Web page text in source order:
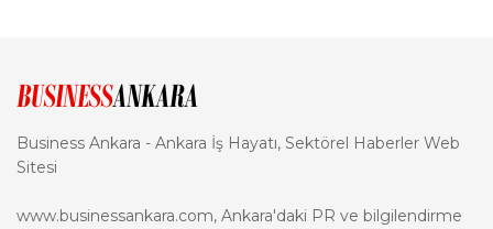
Business Ankara - Ankara İş Hayatı, Sektörel Haberler Web
Sitesi
www.businessankara.com, Ankara'daki PR ve bilgilendirme